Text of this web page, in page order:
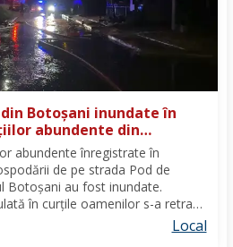
Botoșani inundate în
abundente din
abundente înregistrate în
de pe strada Pod de
Botoșani au fost inundate.
în curțile oamenilor s-a retras
evacuarea apei, pompierii militari
Botoșani au...
Local